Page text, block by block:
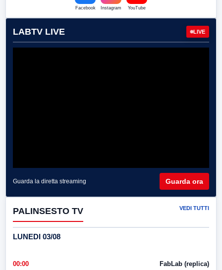
Facebook Instagram YouTube
LABTV LIVE LIVE
Guarda la diretta streaming Guarda ora
PALINSESTO TV VEDI TUTTI
LUNEDI 03/08
00:00 FabLab (replica)